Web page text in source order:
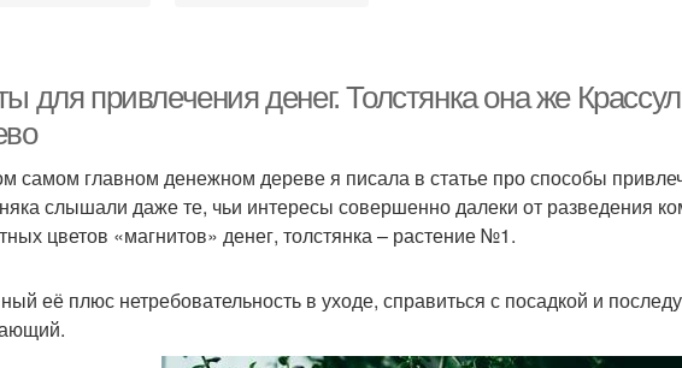
для привлечения денег. Толстянка она же
самом главном денежном дереве я писала в статье про способы
слышали даже те, чьи интересы совершенно далеки от разведения
цветов «магнитов» денег, толстянка – растение №1.
её плюс нетребовательность в уходе, справиться с посадкой и